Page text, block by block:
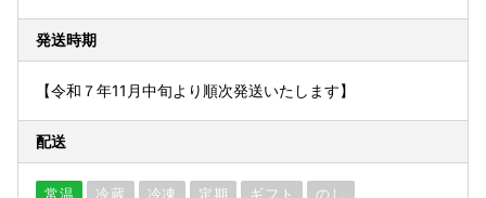
発送時期
【令和７年11月中旬より順次発送いたします】
配送
常温 冷蔵 冷凍 定期 ギフト のし